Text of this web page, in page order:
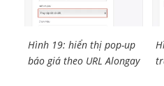
Hình 19: hiển thị pop-up
báo giá theo URL Alongay